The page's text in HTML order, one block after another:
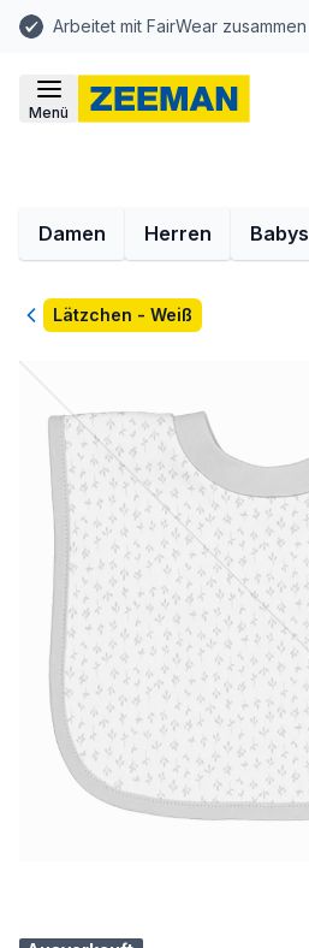
Arbeitet mit FairWear zusammen
Menü
Damen Herren Babys
ZurückLätzchen - Weiß